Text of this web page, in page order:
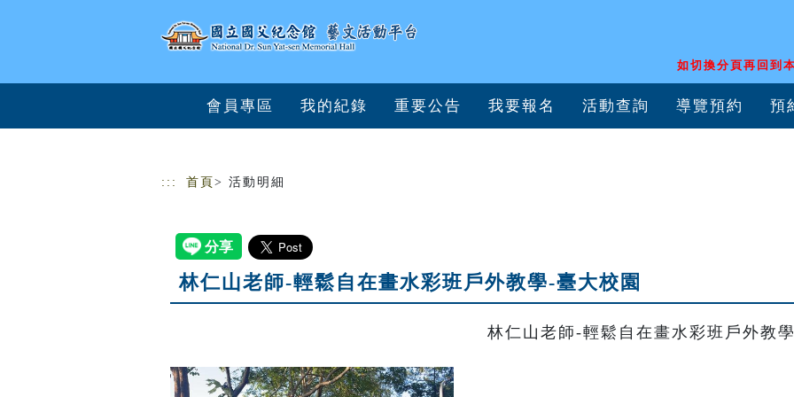
如切換分頁再回到
會員專區 我的紀錄 重要公告 我要報名 活動查詢 導覽預約 預
::: 首頁 > 活動明細
林仁山老師-輕鬆自在畫水彩班戶外教學-臺大校園
林仁山老師-輕鬆自在畫水彩班戶外教